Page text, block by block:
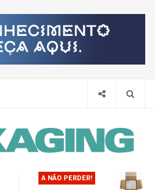
A NÃO PERDER!